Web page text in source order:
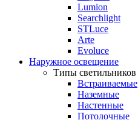
Lumion
Searchlight
STLuce
Arte
Evoluce
Наружное освещение
Типы светильников
Встраиваемые
Наземные
Настенные
Потолочные